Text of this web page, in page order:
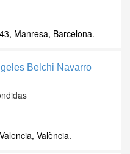
Manresa, Barcelona.
Belchi Navarro
València.